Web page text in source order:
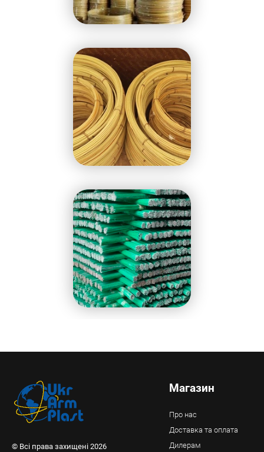
© Всі права захищені 2026
Магазин
Про нас
Доставка та оплата
Дилерам